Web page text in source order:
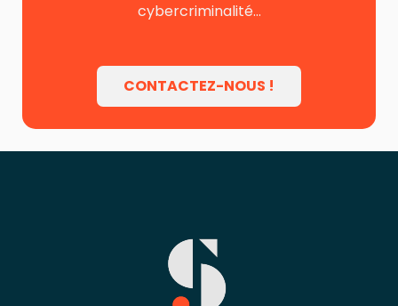
cybercriminalité…
CONTACTEZ-NOUS !